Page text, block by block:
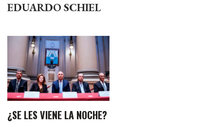
EDUARDO SCHIEL
¿SE LES VIENE LA NOCHE?